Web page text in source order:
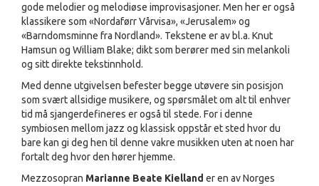
gode melodier og melodiøse improvisasjoner. Men her er også
klassikere som «Nordaførr Vårvisa», «Jerusalem» og
«Barndomsminne fra Nordland». Tekstene er av bl.a. Knut
Hamsun og William Blake; dikt som berører med sin melankoli
og sitt direkte tekstinnhold.
Med denne utgivelsen befester begge utøvere sin posisjon
som svært allsidige musikere, og spørsmålet om alt til enhver
tid må sjangerdefineres er også til stede. For i denne
symbiosen mellom jazz og klassisk oppstår et sted hvor du
bare kan gi deg hen til denne vakre musikken uten at noen har
fortalt deg hvor den hører hjemme.
Mezzosopran Marianne Beate Kielland er en av Norges